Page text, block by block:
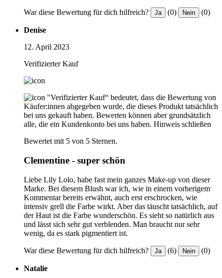
War diese Bewertung für dich hilfreich? Ja (0) Nein (0)
Denise
12. April 2023
Verifizierter Kauf
"Verifizierter Kauf“ bedeutet, dass die Bewertung von
Käufer:innen abgegeben wurde, die dieses Produkt tatsächlich
bei uns gekauft haben. Bewerten können aber grundsätzlich
alle, die ein Kundenkonto bei uns haben. Hinweis schließen
Bewertet mit 5 von 5 Sternen.
Clementine - super schön
Liebe Lily Lolo, habe fast mein ganzes Make-up von dieser
Marke. Bei diesem Blush war ich, wie in einem vorherigem
Kommentar bereits erwähnt, auch erst erschrocken, wie
intensiv grell die Farbe wirkt. Aber das täuscht tatsächlich, auf
der Haut ist die Farbe wunderschön. Es sieht so natürlich aus
und lässt sich sehr gut verblenden. Man braucht nur sehr
wenig, da es stark pigmentiert ist.
War diese Bewertung für dich hilfreich? Ja (6) Nein (0)
Natalie